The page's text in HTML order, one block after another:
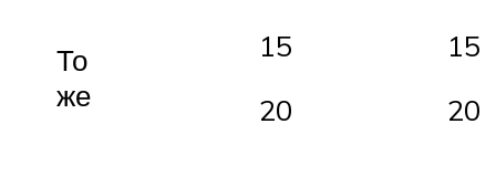
То
же
15
20
15
20